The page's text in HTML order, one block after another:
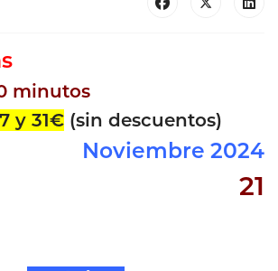
minutos
y 31€ (sin descuentos)
Noviembre 2024
21